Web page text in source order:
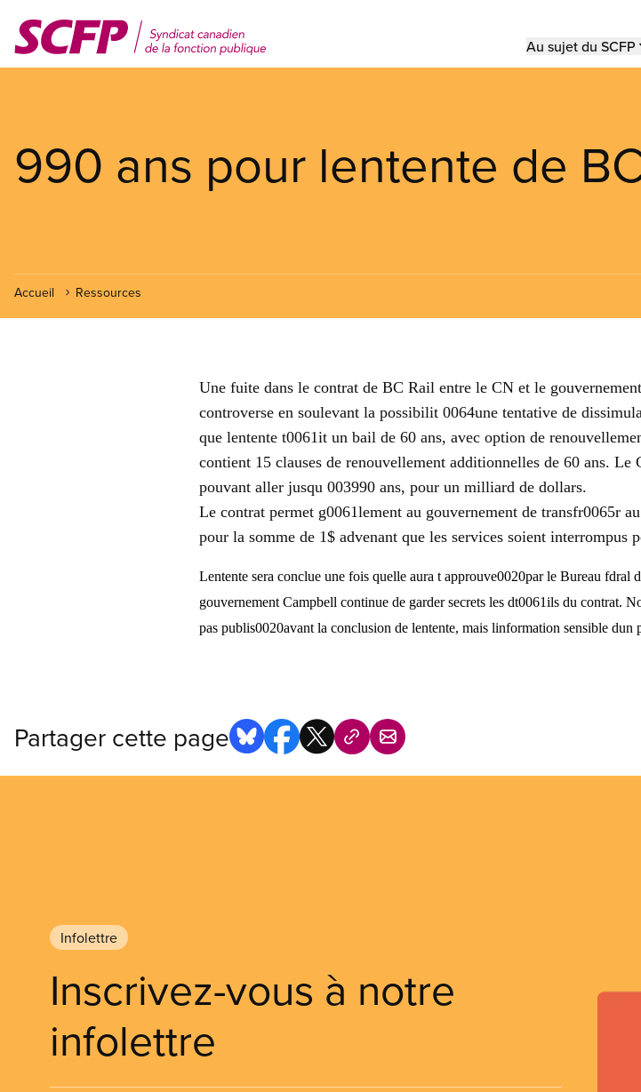
contenu
Main
Au sujet du SCFP
990 ans pour lentente de
Accueil Ressources
Une fuite dans le contrat de BC Rail entre le CN et le
controverse en soulevant la possibilit 0064une tentative de
que lentente t0061it un bail de 60 ans, avec option de
contient 15 clauses de renouvellement additionnelles de 60 ans. Le
pouvant aller jusqu 003990 ans, pour un milliard de dollars.
Le contrat permet g0061lement au gouvernement de transfr0065r
pour la somme de 1$ advenant que les services soient interrompus
Lentente sera conclue une fois quelle aura t approuve0020par le Bureau fdral
gouvernement Campbell continue de garder secrets les dt0061ils du contrat.
pas publis0020avant la conclusion de lentente, mais linformation sensible
Partager cette page
Infolettre
Inscrivez-vous à notre
infolettre